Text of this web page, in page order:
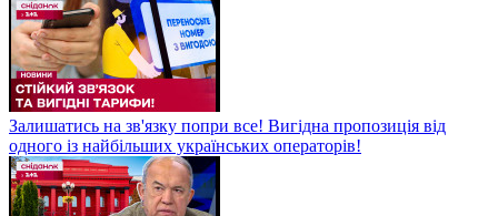
Залишатись на зв'язку попри все! Вигідна пропозиція від
одного із найбільших українських операторів!